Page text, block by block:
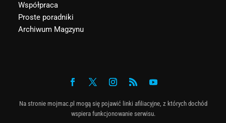
Współpraca
Proste poradniki
Archiwum Magzynu
Na stronie mojmac.pl mogą się pojawić linki afiliacyjne, z których dochód
wspiera funkcjonowanie serwisu.